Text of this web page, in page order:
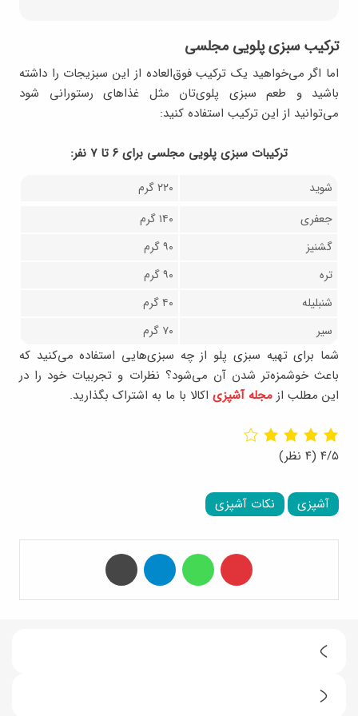
ترکیب سبزی پلویی مجلسی
اما اگر می‌خواهید یک ترکیب فوق‌العاده از این سبزیجات را داشته
باشید و طعم سبزی پلوی‌تان مثل غذاهای رستورانی شود
می‌توانید از این ترکیب استفاده کنید:
ترکیبات سبزی پلویی مجلسی برای ۶ تا ۷ نفر:
شوید
۲۲۰ گرم
جعفری
۱۴۰ گرم
گشنیز
۹۰ گرم
تره
۹۰ گرم
شنبلیله
۴۰ گرم
سیر
۷۰ گرم
شما برای تهیه سبزی پلو از چه سبزی‌هایی استفاده می‌کنید که
باعث خوشمزه‌تر شدن آن می‌شود؟ نظرات و تجربیات خود را در
این مطلب از مجله آشپزی اکالا با ما به اشتراک بگذارید.
۴/۵ (۴ نظر)
آشپزی نکات آشپزی
ط